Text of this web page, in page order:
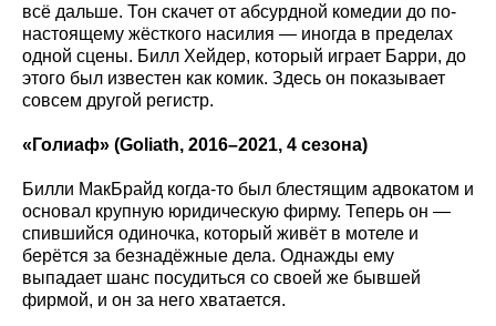
всё дальше. Тон скачет от абсурдной комедии до по-
настоящему жёсткого насилия — иногда в пределах
одной сцены. Билл Хейдер, который играет Барри, до
этого был известен как комик. Здесь он показывает
совсем другой регистр.
«Голиаф» (Goliath, 2016–2021, 4 сезона)
Билли МакБрайд когда-то был блестящим адвокатом и
основал крупную юридическую фирму. Теперь он —
спившийся одиночка, который живёт в мотеле и
берётся за безнадёжные дела. Однажды ему
выпадает шанс посудиться со своей же бывшей
фирмой, и он за него хватается.